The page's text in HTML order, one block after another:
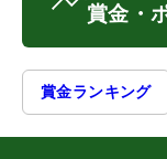
賞金・
賞金ランキング